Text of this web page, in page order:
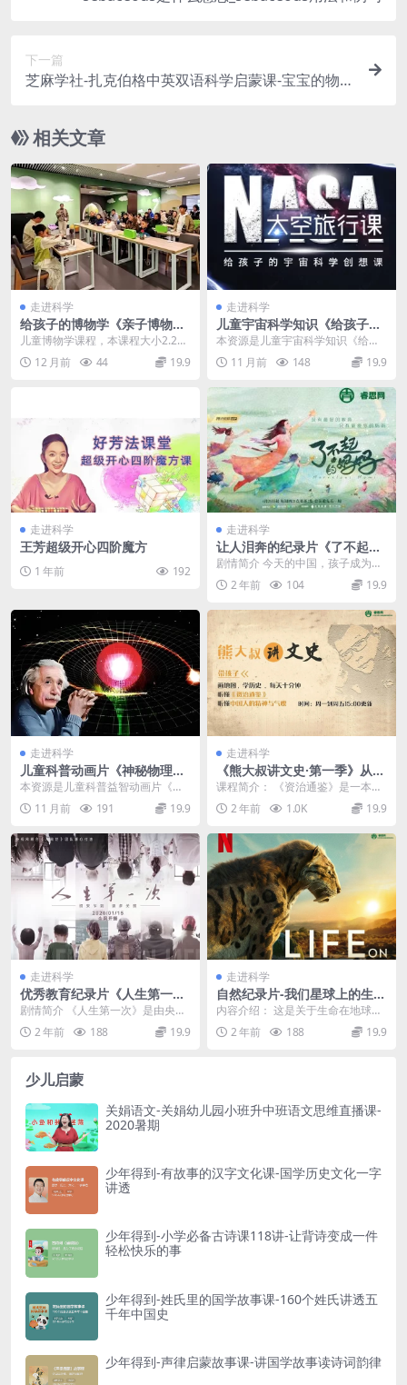
下一篇
芝麻学社-扎克伯格中英双语科学启蒙课-宝宝的物理
相关文章
走进科学
给孩子的博物学《亲子博物
课》人人都该听的自然科学课
儿童博物学课程，本课程大小2.29
GB，包含MP4/AVI视频共9个文
件，VIP...
12 月前 44 19.9
走进科学
儿童宇宙科学知识《给孩子的
太空科学启蒙课》共19集mp3
本资源是儿童宇宙科学知识《给孩
子的太空科学启蒙课》的音频下
载，共19集，mp3音...
11 月前 148 19.9
走进科学
王芳超级开心四阶魔方
1 年前 192
走进科学
让人泪奔的纪录片《了不起的
妈妈》全12集
剧情简介 今天的中国，孩子成为家
庭的核心，但亲子问题也前所未有
地突显。因亲子关系...
2 年前 104 19.9
走进科学
儿童科普动画片《神秘物理》
全50集
本资源是儿童科普益智动画片《神
秘物理》的视频下载，动画共50
集，每集播放时长约5...
11 月前 191 19.9
走进科学
《熊大叔讲文史·第一季》从战
国烽火到王莽改制,带孩子听懂
《资治通鉴》
课程简介： 《资治通鉴》是一本古
老的书，古老到很多人提起会头疼
会觉得高深；还有人...
2 年前 1.0K 19.9
走进科学
优秀教育纪录片《人生第一
次》全13集
剧情简介 《人生第一次》是由央视
网出品，上海广播电视台纪录片中
心联合拍摄的12集...
2 年前 188 19.9
走进科学
自然纪录片-我们星球上的生
命-探索地球生命的漫长历程
内容介绍： 这是关于生命在地球上
如何奋力征服和生存的史诗故事。
今天，地球上有 2...
2 年前 188 19.9
少儿启蒙
关娟语文-关娟幼儿园小班升中班语文思维直播课-
2020暑期
少年得到-有故事的汉字文化课-国学历史文化一字
讲透
少年得到-小学必备古诗课118讲-让背诗变成一件
轻松快乐的事
少年得到-姓氏里的国学故事课-160个姓氏讲透五
千年中国史
少年得到-声律启蒙故事课-讲国学故事读诗词韵律